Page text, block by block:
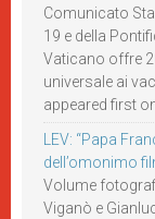
Comunicato
19 e della
Vaticano offre
universale ai
appeared first
LEV: “Papa
dell’omonimo
Volume
Viganò e